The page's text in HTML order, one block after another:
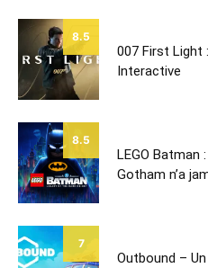
8.5
007 First Light
Interactive
8.5
LEGO Batman
Gotham n’a
7
Outbound –